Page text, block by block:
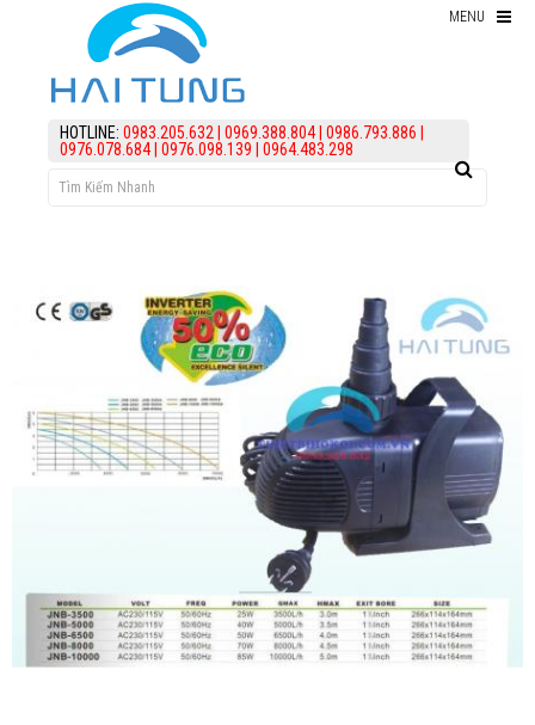
MENU
HOTLINE: 0983.205.632 0969.388.804| 0986.793.886
0976.078.684| 0976.098.139 0964.483.298
Thiết bị hồ Koi
Thức ăn cho cá koi
Vi Sinh Hồ Koi
assign('article_categories',
article_categories_tree('0')); ?>
Làm lọc hồ koi
KIẾN THỨC
HỖ TRỢ
Giới thiệu
Liên Hệ